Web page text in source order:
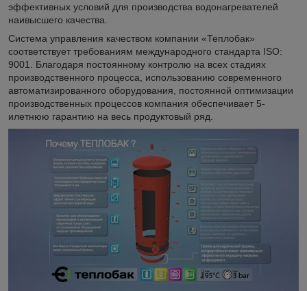
эффективных условий для производства водонагревателей
наивысшего качества.
Система управления качеством компании «Теплобак»
соответствует требованиям международного стандарта ISO:
9001. Благодаря постоянному контролю на всех стадиях
производственного процесса, использованию современного
автоматизированного оборудования, постоянной оптимизации
производственных процессов компания обеспечивает 5-
илетнюю гарантию на весь продуктовый ряд.